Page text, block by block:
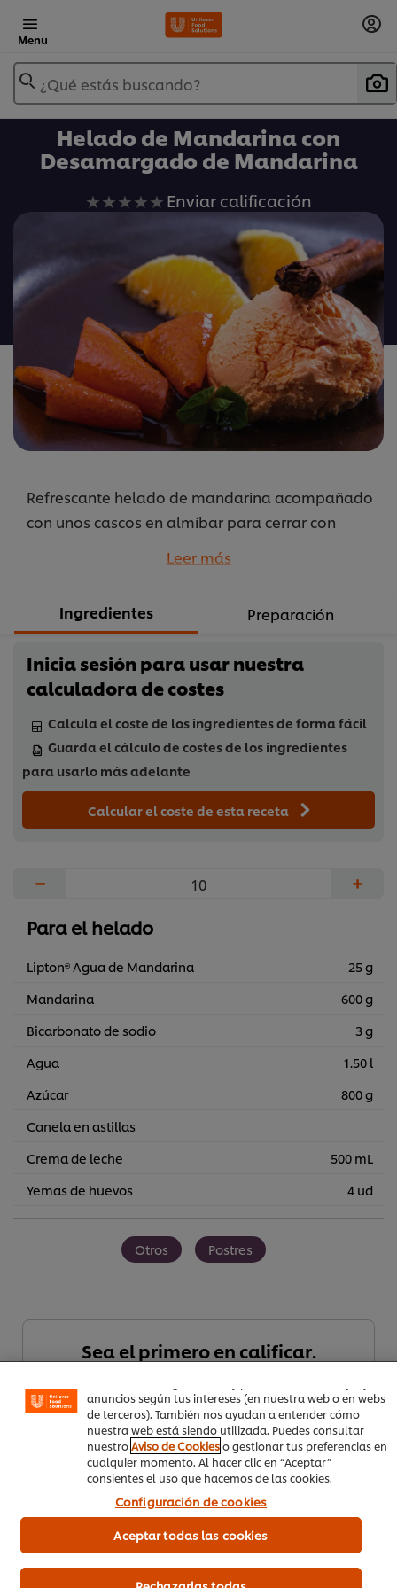
Menu
¿Qué estás buscando?
Helado de Mandarina con
Desamargado de Mandarina
No
han
enviado
calificaciones
para
este
recipe
Enviar calificación
Refrescante helado de mandarina acompañado
con unos cascos en almíbar para cerrar con
Leer más
Ingredientes Preparación
Inicia sesión para usar nuestra
calculadora de costes
Calcula el coste de los ingredientes de forma fácil
Guarda el cálculo de costes de los ingredientes
para usarlo más adelante
Calcular el coste de esta receta
− +
Para el helado
Lipton® Agua de Mandarina
25 g
Mandarina
600 g
Bicarbonato de sodio
3 g
Agua
1.50 l
Azúcar
800 g
Canela en astillas
Crema de leche
500 mL
Yemas de huevos
4 ud
Otros Postres
Sea el primero en calificar.
Enviar calificación
similares) para mejorar tu experiencia en nuestra web.
funcionalidades (como guardar tu carrito de la compra
online), compartir contenidos en redes sociales (en
anuncios según tus intereses (en nuestra web o en webs
de terceros). También nos ayudan a entender cómo
nuestra web está siendo utilizada. Puedes consultar
nuestroAviso de Cookieso gestionar tus preferencias en
cualquier momento. Al hacer clic en “Aceptar”
consientes el uso que hacemos de las cookies.
Configuración de cookies
Aceptar todas las cookies